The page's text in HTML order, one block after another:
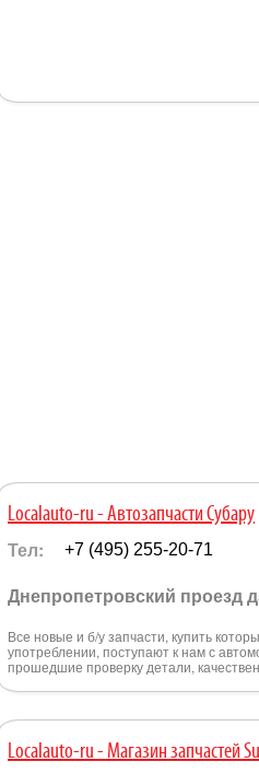
Localauto-ru - Автозапчасти Субару
Тел: +7 (495) 255-20-71
Днепропетровский проезд
Все новые и б/у запчасти, купить
употреблении, поступают к нам с
прошедшие проверку детали,
Localauto-ru - Магазин запчастей